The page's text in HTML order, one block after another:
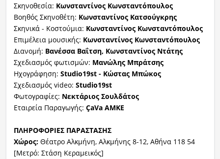
Σκηνοθεσία: Κωνσταντίνος Κωνσταντόπουλος
Βοηθός Σκηνοθέτη: Κωνσταντίνος Κατσούγκρης
Σκηνικά - Κοστούμια: Κωνσταντίνος Κωνσταντόπουλος
Επιμέλεια μουσικής: Κωνσταντίνος Κωνσταντόπουλος
Διανομή: Βανέσσα Βαΐτση, Κωνσταντίνος Ντάτης
Σχεδιασμός φωτισμών: Μανώλης Μπράτσης
Ηχογράφηση: Studio19st - Κώστας Μπώκος
Σχεδιασμός video: Studio19st
Φωτογραφίες: Νεκτάριος Σουλδάτος
Εταιρεία Παραγωγής: ÇaVa ΑΜΚΕ
ΠΛΗΡΟΦΟΡΙΕΣ ΠΑΡΑΣΤΑΣΗΣ
Χώρος:Θέατρο Αλκμήνη, Αλκμήνης 8-12, Αθήνα 118 54
[Μετρό: Στάση Κεραμεικός]